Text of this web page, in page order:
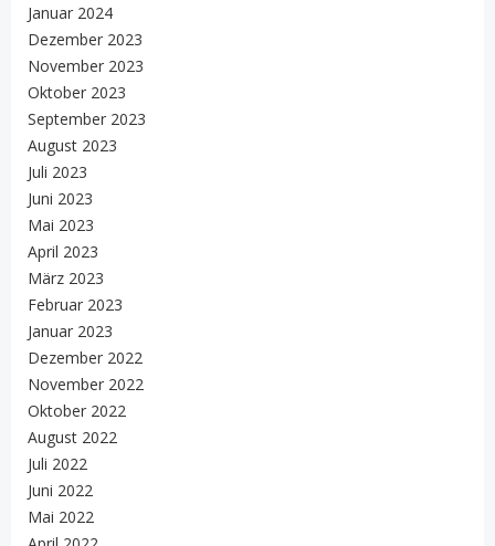
Januar 2024
Dezember 2023
November 2023
Oktober 2023
September 2023
August 2023
Juli 2023
Juni 2023
Mai 2023
April 2023
März 2023
Februar 2023
Januar 2023
Dezember 2022
November 2022
Oktober 2022
August 2022
Juli 2022
Juni 2022
Mai 2022